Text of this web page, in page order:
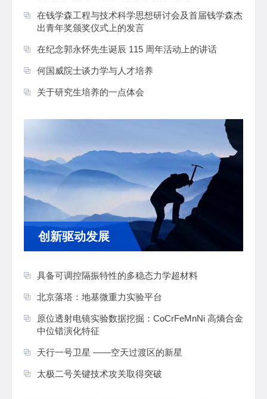
在钱学森工程与技术科学思想研讨会及首届钱学森杰
出青年奖颁奖仪式上的发言
在纪念郭永怀先生诞辰 115 周年活动上的讲话
何国威院士谈力学与人才培养
关于研究生培养的一点体会
创新驱动发展
具备可调控隔振特性的多稳态力学超材料
北京落塔：地基微重力实验平台
原位透射电镜实验数据挖掘：CoCrFeMnNi 高熵合金
中位错演化特征
天行一号卫星 ——空天过渡区的新星
太极二号关键技术攻关取得突破